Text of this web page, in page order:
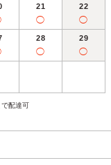
21
◯
22
◯
28
◯
29
◯
配達可